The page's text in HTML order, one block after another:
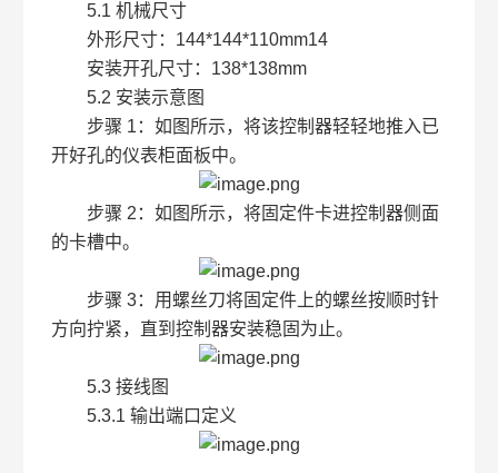
5.1 机械尺寸
外形尺寸：144*144*110mm14
安装开孔尺寸：138*138mm
5.2 安装示意图
步骤 1：如图所示，将该控制器轻轻地推入已
开好孔的仪表柜面板中。
步骤 2：如图所示，将固定件卡进控制器侧面
的卡槽中。
步骤 3：用螺丝刀将固定件上的螺丝按顺时针
方向拧紧，直到控制器安装稳固为止。
5.3 接线图
5.3.1 输出端口定义